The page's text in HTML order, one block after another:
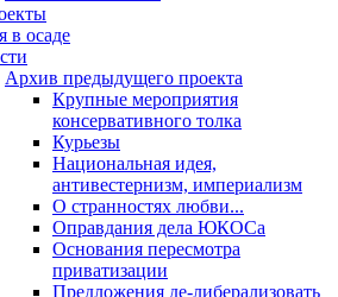
в осаде
Архив предыдущего проекта
Крупные мероприятия
консервативного толка
Курьезы
Национальная идея,
антивестернизм, империализм
О странностях любви...
Оправдания дела ЮКОСа
Основания пересмотра
приватизации
Предложения де-либерализовать